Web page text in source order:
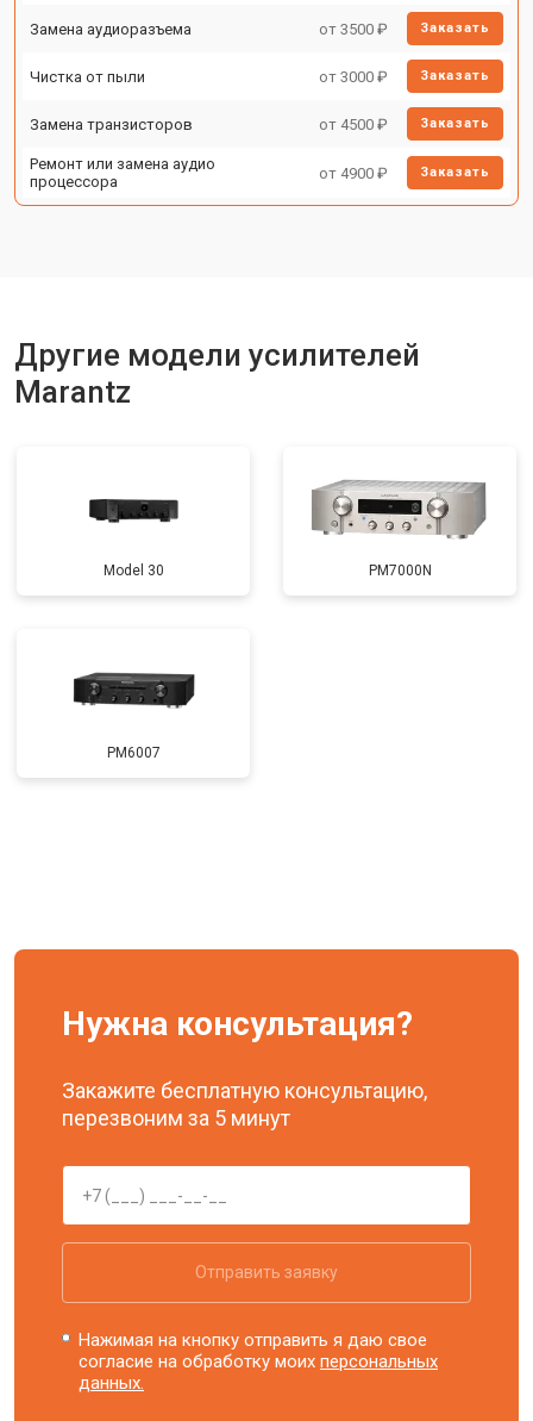
Замена аудиоразъема от 3500 ₽ Заказать
Чистка от пыли от 3000 ₽ Заказать
Замена транзисторов от 4500 ₽ Заказать
Ремонт или замена аудио
процессора
от 4900 ₽ Заказать
Другие модели усилителей
Marantz
Model 30 PM7000N
PM6007
Нужна консультация?
Закажите бесплатную консультацию,
перезвоним за 5 минут
Отправить заявку
Нажимая на кнопку отправить я даю свое
согласие на обработку моихперсональных
данных.